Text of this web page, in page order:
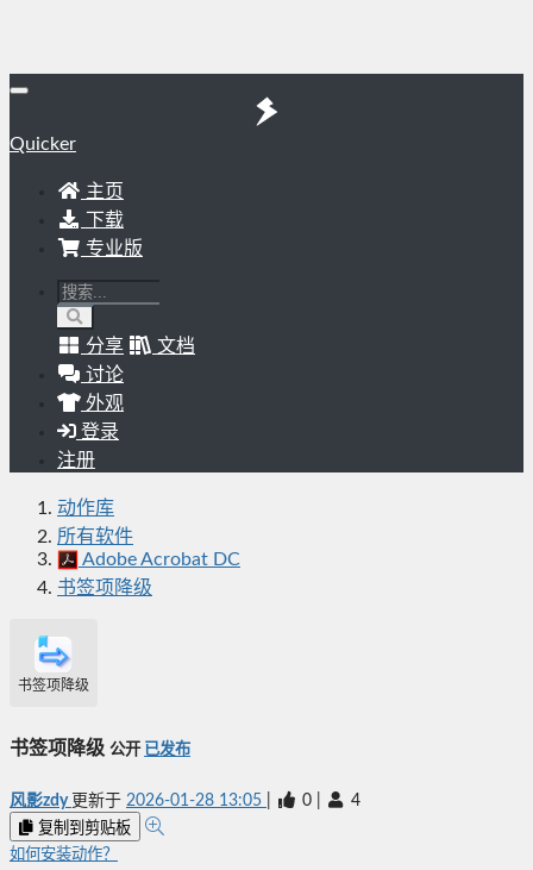
Quicker
主页
下载
专业版
分享
文档
讨论
外观
登录
注册
动作库
所有软件
Adobe Acrobat DC
书签项降级
书签项降级
书签项降级 公开 已发布
风影zdy 更新于 2026-01-28 13:05 0 4
复制到剪贴板
如何安装动作？